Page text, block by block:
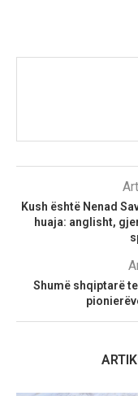
Kush është Nenad
huaja: anglisht,
Shumë shqiptarë